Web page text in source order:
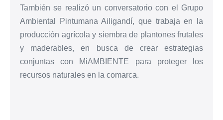
También se realizó un conversatorio con el Grupo
Ambiental Pintumana Ailigandí, que trabaja en la
producción agrícola y siembra de plantones frutales
y maderables, en busca de crear estrategias
conjuntas con MiAMBIENTE para proteger los
recursos naturales en la comarca.